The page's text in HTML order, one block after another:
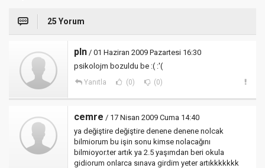
25 Yorum
pln / 01 Haziran 2009 Pazartesi 16:30
psikolojm bozuldu be :( :'(
Yanıtla (0) (0)
cemre / 17 Nisan 2009 Cuma 14:40
ya değiştire değiştire denene denene nolcak
bilmiorum bu işin sonu kimse nolacağını
bilmioyor.ter artık ya 2.5 yaşımdan beri okula
gidiorum onlarca sınava girdim yeter artıkkkkkkk